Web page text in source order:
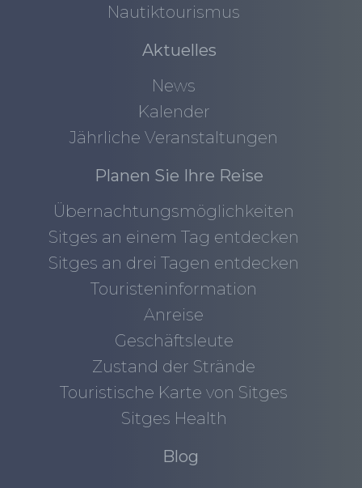
Nautiktourismus
Aktuelles
News
Kalender
Jährliche Veranstaltungen
Planen Sie Ihre Reise
Übernachtungsmöglichkeiten
Sitges an einem Tag entdecken
Sitges an drei Tagen entdecken
Touristeninformation
Anreise
Geschäftsleute
Zustand der Strände
Touristische Karte von Sitges
Sitges Health
Blog